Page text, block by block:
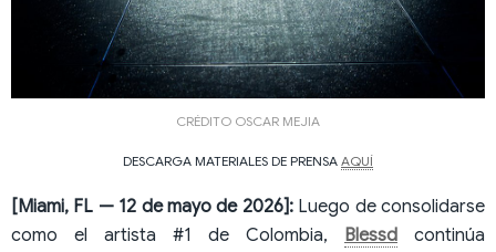
CRÉDITO OSCAR MEJIA
DESCARGA MATERIALES DE PRENSA AQUÍ
[Miami, FL — 12 de mayo de 2026]: Luego de consolidarse
como el artista #1 de Colombia, Blessd continúa